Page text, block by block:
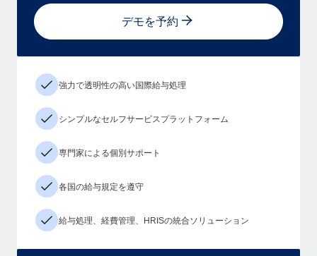
デモを予約
強力で透明性の高い国際給与処理
シンプルなセルフサービスプラットフォーム
専門家による個別サポート
各国の給与規定を遵守
給与処理、経費管理、HRISの統合ソリューション